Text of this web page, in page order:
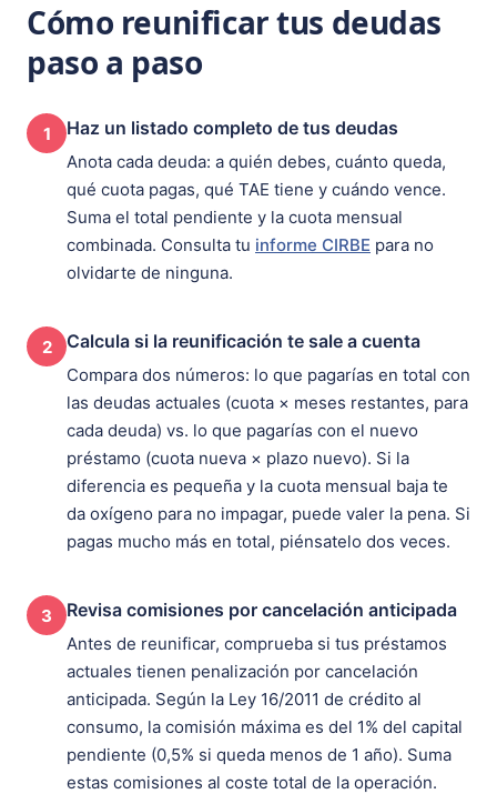
Cómo reunificar tus deudas
paso a paso
1 Haz un listado completo de tus deudas
Anota cada deuda: a quién debes, cuánto queda,
qué cuota pagas, qué TAE tiene y cuándo vence.
Suma el total pendiente y la cuota mensual
combinada. Consulta tu informe CIRBE para no
olvidarte de ninguna.
2 Calcula si la reunificación te sale a cuenta
Compara dos números: lo que pagarías en total con
las deudas actuales (cuota × meses restantes, para
cada deuda) vs. lo que pagarías con el nuevo
préstamo (cuota nueva × plazo nuevo). Si la
diferencia es pequeña y la cuota mensual baja te
da oxígeno para no impagar, puede valer la pena. Si
pagas mucho más en total, piénsatelo dos veces.
3 Revisa comisiones por cancelación anticipada
Antes de reunificar, comprueba si tus préstamos
actuales tienen penalización por cancelación
anticipada. Según la Ley 16/2011 de crédito al
consumo, la comisión máxima es del 1% del capital
pendiente (0,5% si queda menos de 1 año). Suma
estas comisiones al coste total de la operación.